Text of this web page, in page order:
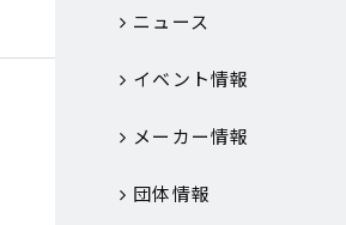
ニュース
イベント情報
メーカー情報
団体情報